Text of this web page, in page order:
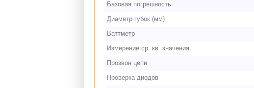
Базовая погрешность
Диаметр губок (мм)
Ваттметр
Измерение ср. кв. значения
Прозвон цепи
Проверка диодов